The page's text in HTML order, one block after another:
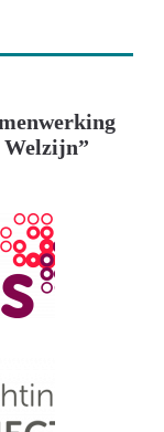
Welzijn”